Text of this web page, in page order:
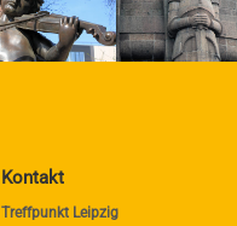
Kontakt
Treffpunkt Leipzig